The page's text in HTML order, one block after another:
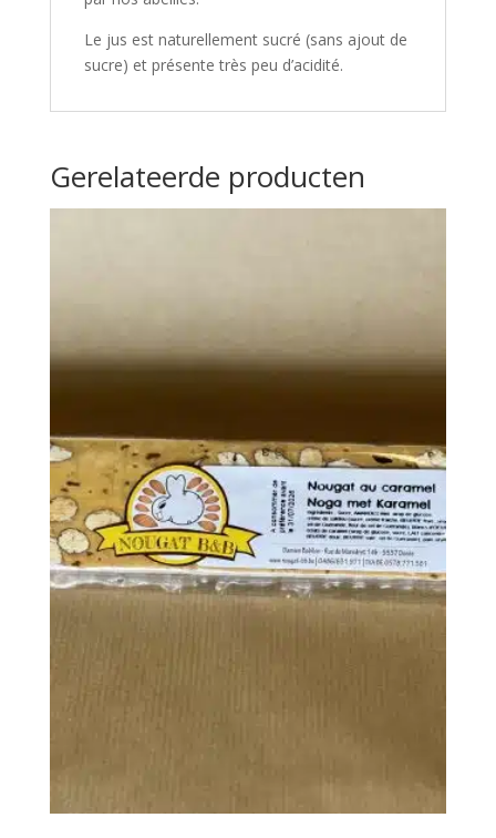
Le jus est naturellement sucré (sans ajout de
sucre) et présente très peu d’acidité.
Gerelateerde producten